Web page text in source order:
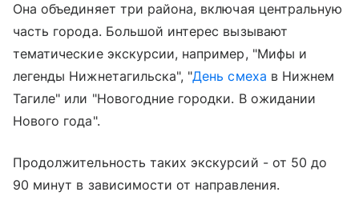
Она объединяет три района, включая центральную
часть города. Большой интерес вызывают
тематические экскурсии, например, "Мифы и
легенды Нижнетагильска", "День смеха в Нижнем
Тагиле" или "Новогодние городки. В ожидании
Нового года".
Продолжительность таких экскурсий - от 50 до
90 минут в зависимости от направления.